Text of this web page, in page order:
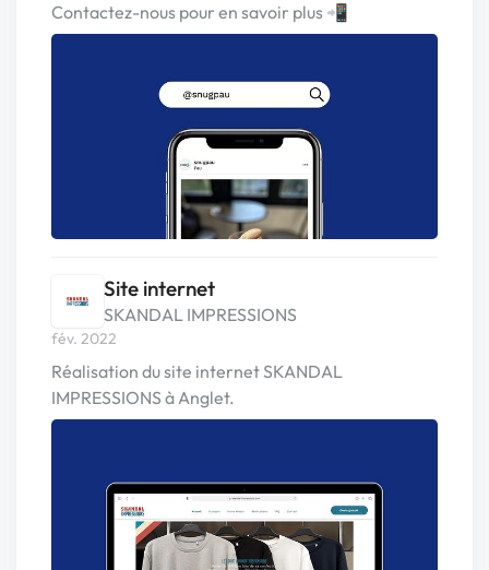
Contactez-nous pour en savoir plus 📲
Site internet
SKANDAL IMPRESSIONS
fév. 2022
Réalisation du site internet SKANDAL
IMPRESSIONS à Anglet.